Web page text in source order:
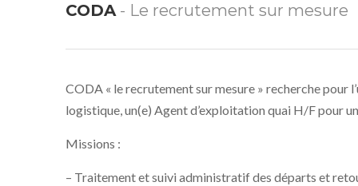
CODA - Le recrutement sur mesure
CODA « le recrutement sur mesure » recherche pour
logistique, un(e) Agent d’exploitation quai H/F pour
Missions :
– Traitement et suivi administratif des départs et